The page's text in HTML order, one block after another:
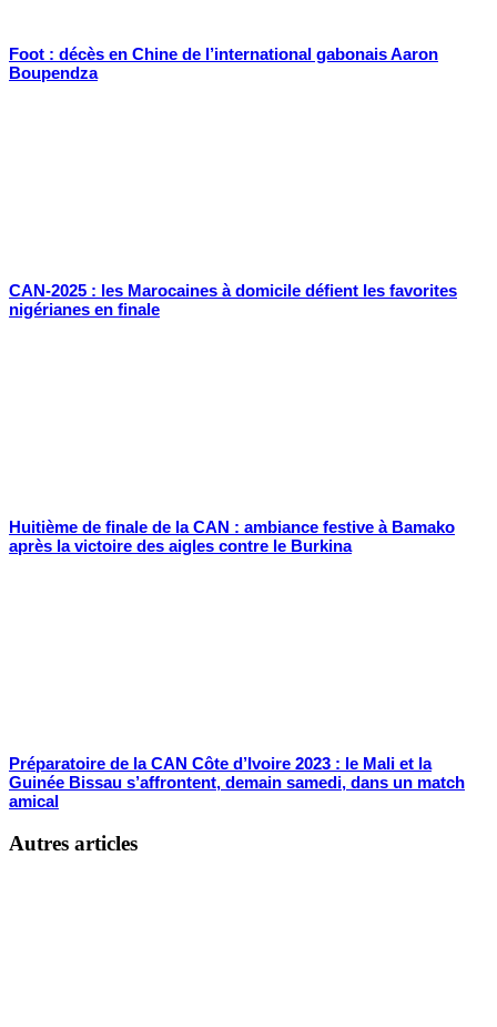
Foot : décès en Chine de l’international gabonais Aaron
Boupendza
CAN-2025 : les Marocaines à domicile défient les favorites
nigérianes en finale
Huitième de finale de la CAN : ambiance festive à Bamako
après la victoire des aigles contre le Burkina
Préparatoire de la CAN Côte d’Ivoire 2023 : le Mali et la
Guinée Bissau s’affrontent, demain samedi, dans un match
amical
Autres articles